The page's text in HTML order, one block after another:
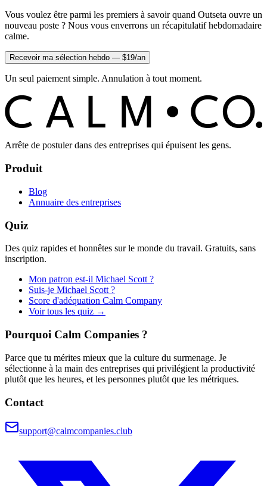
Vous voulez être parmi les premiers à savoir quand Outseta ouvre un
nouveau poste ? Nous vous enverrons un récapitulatif hebdomadaire
calme.
Recevoir ma sélection hebdo — $19/an
Un seul paiement simple. Annulation à tout moment.
C ALM C O.
Arrête de postuler dans des entreprises qui épuisent les gens.
Produit
Blog
Annuaire des entreprises
Quiz
Des quiz rapides et honnêtes sur le monde du travail. Gratuits, sans
inscription.
Mon patron est-il Michael Scott ?
Suis-je Michael Scott ?
Score d'adéquation Calm Company
Voir tous les quiz →
Pourquoi Calm Companies ?
Parce que tu mérites mieux que la culture du surmenage. Je
sélectionne à la main des entreprises qui privilégient la productivité
plutôt que les heures, et les personnes plutôt que les métriques.
Contact
support@calmcompanies.club